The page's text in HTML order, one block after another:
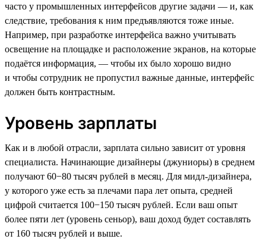
часто у промышленных интерфейсов другие задачи — и, как
следствие, требования к ним предъявляются тоже иные.
Например, при разработке интерфейса важно учитывать
освещение на площадке и расположение экранов, на которые
подаётся информация, — чтобы их было хорошо видно
и чтобы сотрудник не пропустил важные данные, интерфейс
должен быть контрастным.
Уровень зарплаты
Как и в любой отрасли, зарплата сильно зависит от уровня
специалиста. Начинающие дизайнеры (джуниоры) в среднем
получают 60−80 тысяч рублей в месяц. Для мидл-дизайнера,
у которого уже есть за плечами пара лет опыта, средней
цифрой считается 100−150 тысяч рублей. Если ваш опыт
более пяти лет (уровень сеньор), ваш доход будет составлять
от 160 тысяч рублей и выше.